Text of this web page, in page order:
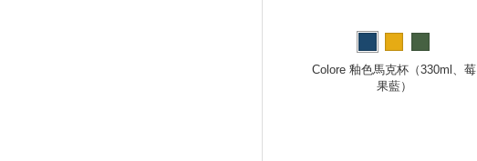
Colore 釉色馬克杯（330ml、莓
果藍）